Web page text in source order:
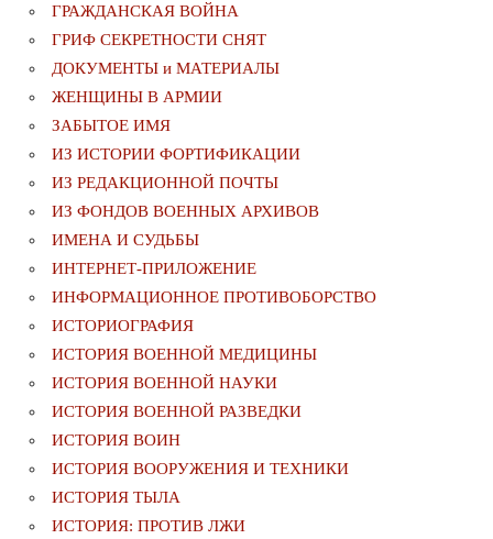
ГРАЖДАНСКАЯ ВОЙНА
ГРИФ СЕКРЕТНОСТИ СНЯТ
ДОКУМЕНТЫ и МАТЕРИАЛЫ
ЖЕНЩИНЫ В АРМИИ
ЗАБЫТОЕ ИМЯ
ИЗ ИСТОРИИ ФОРТИФИКАЦИИ
ИЗ РЕДАКЦИОННОЙ ПОЧТЫ
ИЗ ФОНДОВ ВОЕННЫХ АРХИВОВ
ИМЕНА И СУДЬБЫ
ИНТЕРНЕТ-ПРИЛОЖЕНИЕ
ИНФОРМАЦИОННОЕ ПРОТИВОБОРСТВО
ИСТОРИОГРАФИЯ
ИСТОРИЯ ВОЕННОЙ МЕДИЦИНЫ
ИСТОРИЯ ВОЕННОЙ НАУКИ
ИСТОРИЯ ВОЕННОЙ РАЗВЕДКИ
ИСТОРИЯ ВОИН
ИСТОРИЯ ВООРУЖЕНИЯ И ТЕХНИКИ
ИСТОРИЯ ТЫЛА
ИСТОРИЯ: ПРОТИВ ЛЖИ